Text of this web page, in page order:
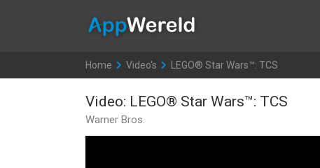
Home >
Video's >LEGO® Star Wars™: TCS
Video: LEGO® Star Wars™: TCS
Warner Bros.